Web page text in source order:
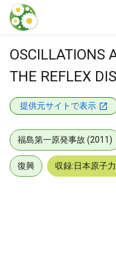
本文に飛ぶ
OSCILLATIONS
THE REFLEX
提供元サイトで表示
福島第一原発事故 (2011)
復興 収録:日本原子